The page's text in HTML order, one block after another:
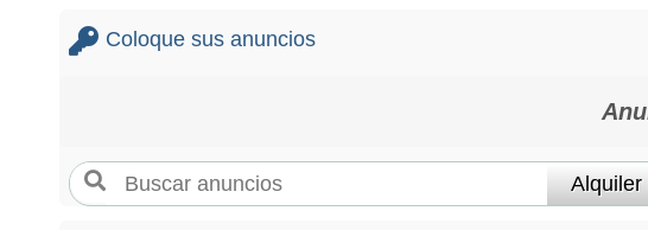
Coloque sus anuncios